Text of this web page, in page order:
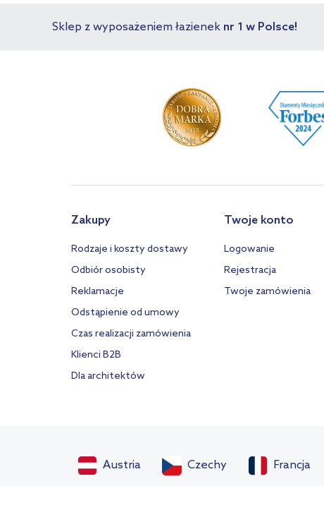
Sklep z wyposażeniem łazienek nr 1 w Polsce!
Austria Czechy Francja
Zakupy
Rodzaje i koszty dostawy
Odbiór osobisty
Reklamacje
Odstąpienie od umowy
Czas realizacji zamówienia
Klienci B2B
Dla architektów
Twoje konto
Logowanie
Rejestracja
Twoje zamówienia